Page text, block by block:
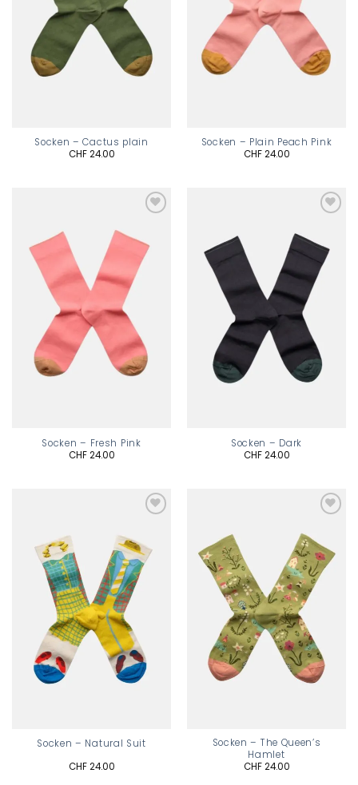
Socken – Cactus plain
CHF24.00
Socken – Plain Peach Pink
CHF24.00
Socken – Fresh Pink
CHF24.00
Socken – Dark
CHF24.00
Socken – Natural Suit
CHF24.00
Socken – The Queen’s
Hamlet
CHF24.00